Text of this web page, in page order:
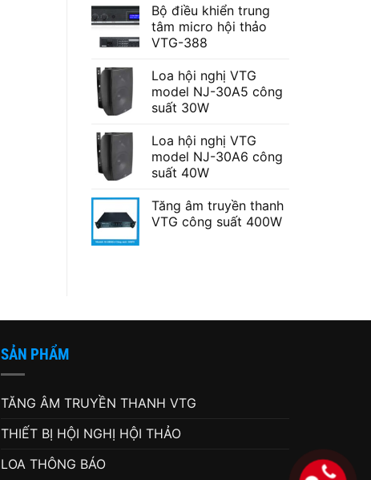
Bộ điều khiển trung
tâm micro hội thảo
VTG-388
Loa hội nghị VTG
model NJ-30A5 công
suất 30W
Loa hội nghị VTG
model NJ-30A6 công
suất 40W
Tăng âm truyền thanh
VTG công suất 400W
SẢN PHẨM
TĂNG ÂM TRUYỀN THANH VTG
THIẾT BỊ HỘI NGHỊ HỘI THẢO
LOA THÔNG BÁO